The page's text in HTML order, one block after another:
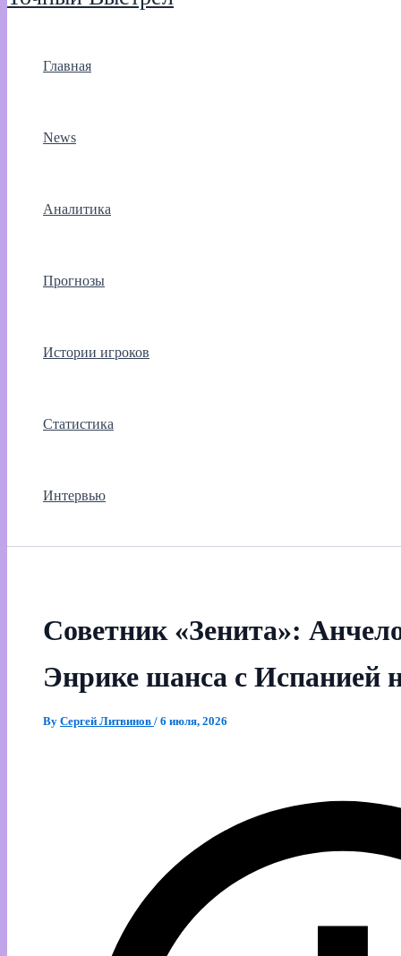
Главная
News
Аналитика
Прогнозы
Истории игроков
Статистика
Интервью
Советник «Зенита»:
Энрике шанса с Испанией
By Сергей Литвинов / 6 июля, 2026